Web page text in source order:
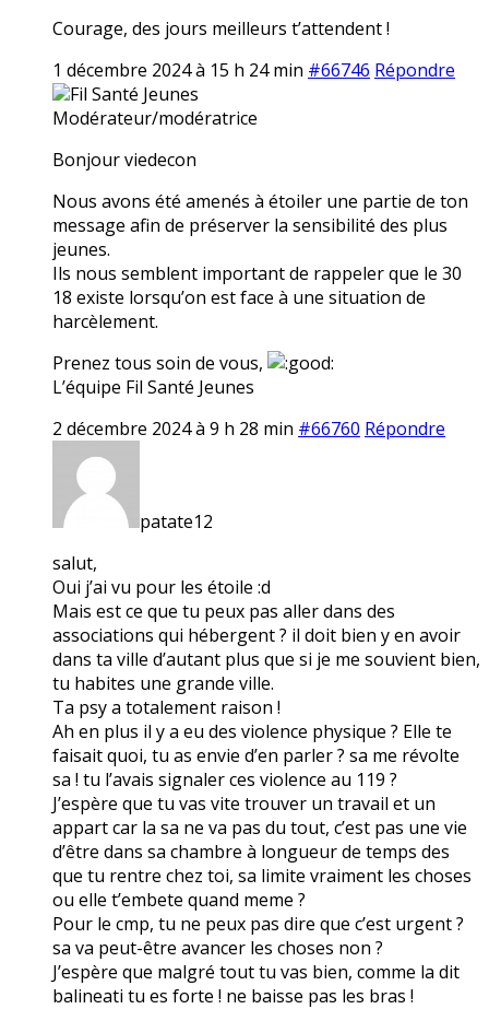
Courage, des jours meilleurs t’attendent !
1 décembre 2024 à 15 h 24 min #66746 Répondre
Fil Santé Jeunes
Modérateur/modératrice
Bonjour viedecon
Nous avons été amenés à étoiler une partie de ton
message afin de préserver la sensibilité des plus
jeunes.
Ils nous semblent important de rappeler que le 30
18 existe lorsqu’on est face à une situation de
harcèlement.
Prenez tous soin de vous,
L’équipe Fil Santé Jeunes
2 décembre 2024 à 9 h 28 min #66760 Répondre
patate12
salut,
Oui j’ai vu pour les étoile :d
Mais est ce que tu peux pas aller dans des
associations qui hébergent ? il doit bien y en avoir
dans ta ville d’autant plus que si je me souvient bien,
tu habites une grande ville.
Ta psy a totalement raison !
Ah en plus il y a eu des violence physique ? Elle te
faisait quoi, tu as envie d’en parler ? sa me révolte
sa ! tu l’avais signaler ces violence au 119 ?
J’espère que tu vas vite trouver un travail et un
appart car la sa ne va pas du tout, c’est pas une vie
d’être dans sa chambre à longueur de temps des
que tu rentre chez toi, sa limite vraiment les choses
ou elle t’embete quand meme ?
Pour le cmp, tu ne peux pas dire que c’est urgent ?
sa va peut-être avancer les choses non ?
J’espère que malgré tout tu vas bien, comme la dit
balineati tu es forte ! ne baisse pas les bras !